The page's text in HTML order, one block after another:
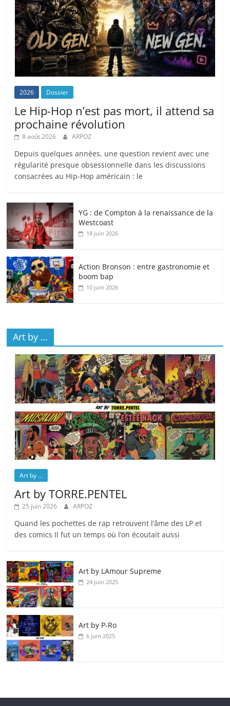
2026 Dossier
Le Hip-Hop n’est pas mort, il attend sa
prochaine révolution
8 août 2026 ARPOZ
Depuis quelques années, une question revient avec une
régularité presque obsessionnelle dans les discussions
consacrées au Hip-Hop américain : le
YG : de Compton à la renaissance de la
Westcoast
18 juin 2026
Action Bronson : entre gastronomie et
boom bap
10 juin 2026
Art by …
Art by ...
Art by TORRE.PENTEL
25 juin 2026 ARPOZ
Quand les pochettes de rap retrouvent l’âme des LP et
des comics Il fut un temps où l’on écoutait aussi
Art by LAmour Supreme
24 juin 2025
Art by P‑Ro
6 juin 2025